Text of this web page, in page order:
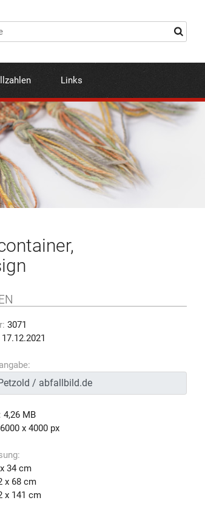
Links
3071
17.12.2021
4,26 MB
6000 x 4000 px
34 cm
x 68 cm
x 141 cm